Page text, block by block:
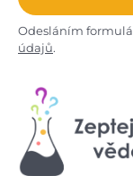
Odesláním
údajů.